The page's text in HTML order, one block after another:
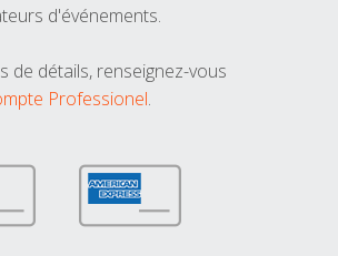
d'événements.
de détails, renseignez-vous
Professionel.